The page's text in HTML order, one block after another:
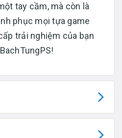
tay cầm, mà còn là
phục mọi tựa game
trải nghiệm của bạn